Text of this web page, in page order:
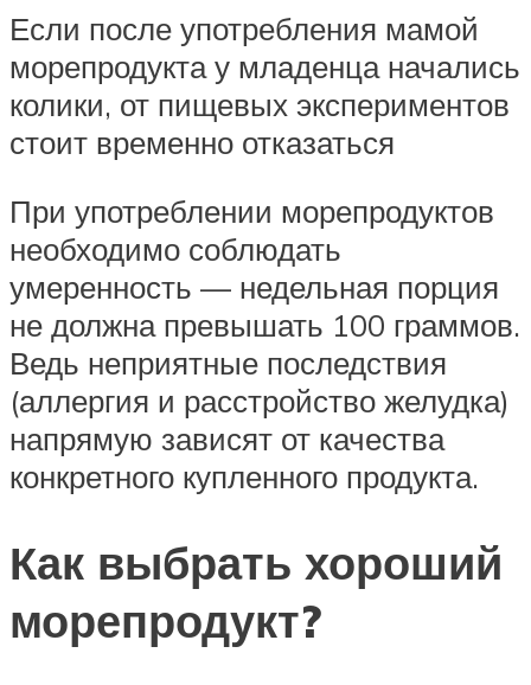
Если после употребления мамой
морепродукта у младенца начались
колики, от пищевых экспериментов
стоит временно отказаться
При употреблении морепродуктов
необходимо соблюдать
умеренность — недельная порция
не должна превышать 100 граммов.
Ведь неприятные последствия
(аллергия и расстройство желудка)
напрямую зависят от качества
конкретного купленного продукта.
Как выбрать хороший
морепродукт?